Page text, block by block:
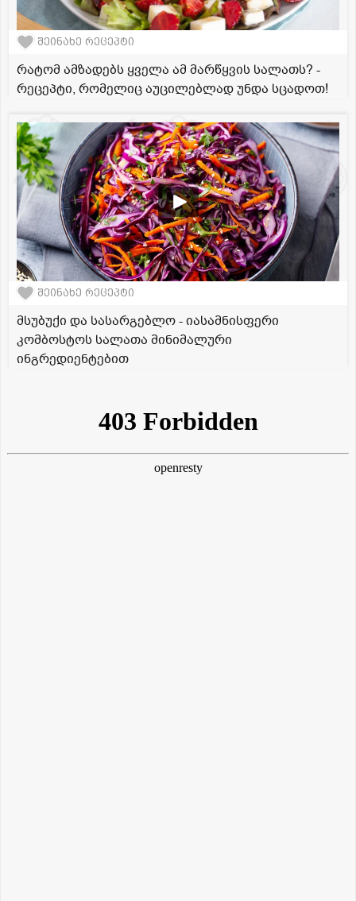
შეინახე რეცეპტი
რატომ ამზადებს ყველა ამ მარწყვის სალათს? -
რეცეპტი, რომელიც აუცილებლად უნდა სცადოთ!
შეინახე რეცეპტი
მსუბუქი და სასარგებლო - იასამნისფერი
კომბოსტოს სალათა მინიმალური
ინგრედიენტებით